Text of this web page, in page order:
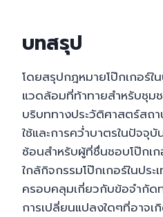
บทสรุป
โดยสรุปกฎหมายโป๊กเกอร์ใ
แวดล้อมที่ท้าทายสำหรับชุม
บริบททางประวัติศาสตร์สถ
ใช้และการคว่ำบาตรในปัจ
ซ้อนสำหรับผู้ที่ชื่นชอบโป๊กเ
ใกล้กิจกรรมโป๊กเกอร์ในประ
ครอบคลุมเกี่ยวกับข้อจำกัด
การเปลี่ยนแปลงใดๆที่อาจเ